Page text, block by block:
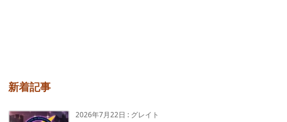
新着記事
2026年7月22日 : グレイト